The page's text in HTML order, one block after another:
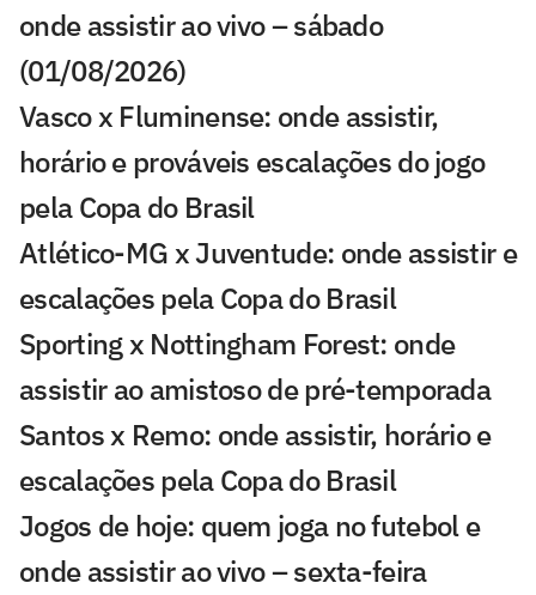
onde assistir ao vivo – sábado
(01/08/2026)
Vasco x Fluminense: onde assistir,
horário e prováveis escalações do jogo
pela Copa do Brasil
Atlético-MG x Juventude: onde assistir e
escalações pela Copa do Brasil
Sporting x Nottingham Forest: onde
assistir ao amistoso de pré-temporada
Santos x Remo: onde assistir, horário e
escalações pela Copa do Brasil
Jogos de hoje: quem joga no futebol e
onde assistir ao vivo – sexta-feira